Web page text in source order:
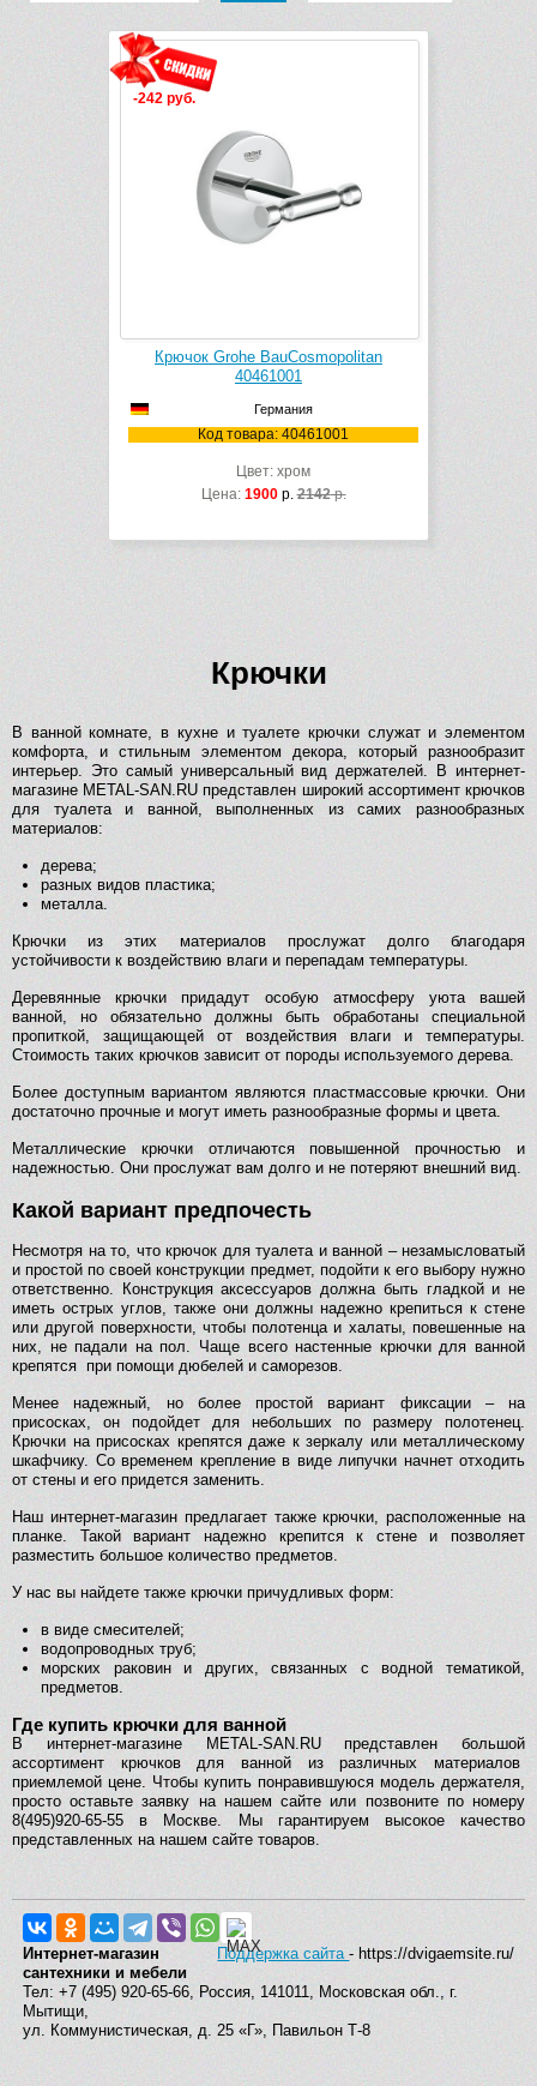
-242 руб.
Крючок Grohe BauCosmopolitan
40461001
Германия
Код товара: 40461001
Цвет: хром
Цена: 1900р.2142р.
Крючки
В ванной комнате, в кухне и туалете крючки служат и элементом
комфорта, и стильным элементом декора, который разнообразит
интерьер. Это самый универсальный вид держателей. В интернет-
магазине METAL-SAN.RU представлен широкий ассортимент крючков
для туалета и ванной, выполненных из самих разнообразных
материалов:
дерева;
разных видов пластика;
металла.
Крючки из этих материалов прослужат долго благодаря
устойчивости к воздействию влаги и перепадам температуры.
Деревянные крючки придадут особую атмосферу уюта вашей
ванной, но обязательно должны быть обработаны специальной
пропиткой, защищающей от воздействия влаги и температуры.
Стоимость таких крючков зависит от породы используемого дерева.
Более доступным вариантом являются пластмассовые крючки. Они
достаточно прочные и могут иметь разнообразные формы и цвета.
Металлические крючки отличаются повышенной прочностью и
надежностью. Они прослужат вам долго и не потеряют внешний вид.
Какой вариант предпочесть
Несмотря на то, что крючок для туалета и ванной – незамысловатый
и простой по своей конструкции предмет, подойти к его выбору нужно
ответственно. Конструкция аксессуаров должна быть гладкой и не
иметь острых углов, также они должны надежно крепиться к стене
или другой поверхности, чтобы полотенца и халаты, повешенные на
них, не падали на пол. Чаще всего настенные крючки для ванной
крепятся при помощи дюбелей и саморезов.
Менее надежный, но более простой вариант фиксации – на
присосках, он подойдет для небольших по размеру полотенец.
Крючки на присосках крепятся даже к зеркалу или металлическому
шкафчику. Со временем крепление в виде липучки начнет отходить
от стены и его придется заменить.
Наш интернет-магазин предлагает также крючки, расположенные на
планке. Такой вариант надежно крепится к стене и позволяет
разместить большое количество предметов.
У нас вы найдете также крючки причудливых форм:
в виде смесителей;
водопроводных труб;
морских раковин и других, связанных с водной тематикой,
предметов.
Где купить крючки для ванной
В интернет-магазине METAL-SAN.RU представлен большой
ассортимент крючков для ванной из различных материалов
приемлемой цене. Чтобы купить понравившуюся модель держателя,
просто оставьте заявку на нашем сайте или позвоните по номеру
8(495)920-65-55 в Москве. Мы гарантируем высокое качество
представленных на нашем сайте товаров.
Поддержка сайта- https://dvigaemsite.ru/
Интернет-магазин
сантехники и мебели
Тел: +7 (495) 920-65-66, Россия, 141011, Московская обл., г.
Мытищи,
ул. Коммунистическая, д. 25 «Г», Павильон Т-8